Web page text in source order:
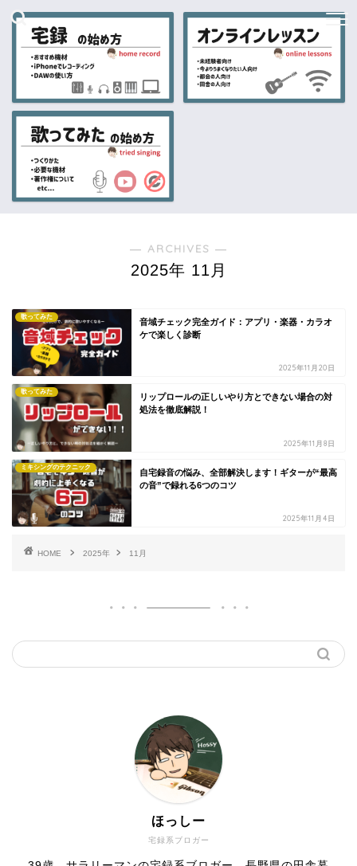
― ARCHIVES ―
2025年 11月
歌ってみた
音域チェック完全ガイド：アプリ・楽器・カラオ
ケで楽しく診断
2025年11月20日
歌ってみた
リップロールの正しいやり方とできない場合の対
処法を徹底解説！
2025年11月8日
ミキシングのテクニック
自宅録音の悩み、全部解決します！ギターが“最高
の音”で録れる6つのコツ
2025年11月4日
HOME 2025年 11月
宅録系ブロガー
ほっしー